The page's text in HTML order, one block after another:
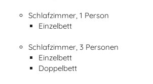
Schlafzimmer, 1 Person
Einzelbett
Schlafzimmer, 3 Personen
Einzelbett
Doppelbett